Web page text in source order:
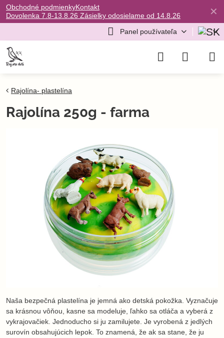
✕
Obchodné podmienkyKontakt
Dovolenka 7.8-13.8.26 Zásielky odosielame od 14.8.26
Panel používateľa
Rajolína- plastelína
Rajolína 250g - farma
Naša bezpečná plastelína je jemná ako detská pokožka. Vyznačuje
sa krásnou vôňou, kasne sa modeluje, ľahko sa otláča a vyberá z
vykrajovačiek. Jednoducho si ju zamilujete. Je vyrobená z jedlých
surovín obsahujúcich lepok. To znamená, že ak sa stane, že ju